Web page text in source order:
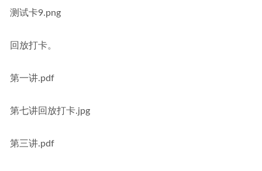
测试卡9.png
回放打卡。
第一讲.pdf
第七讲回放打卡.jpg
第三讲.pdf